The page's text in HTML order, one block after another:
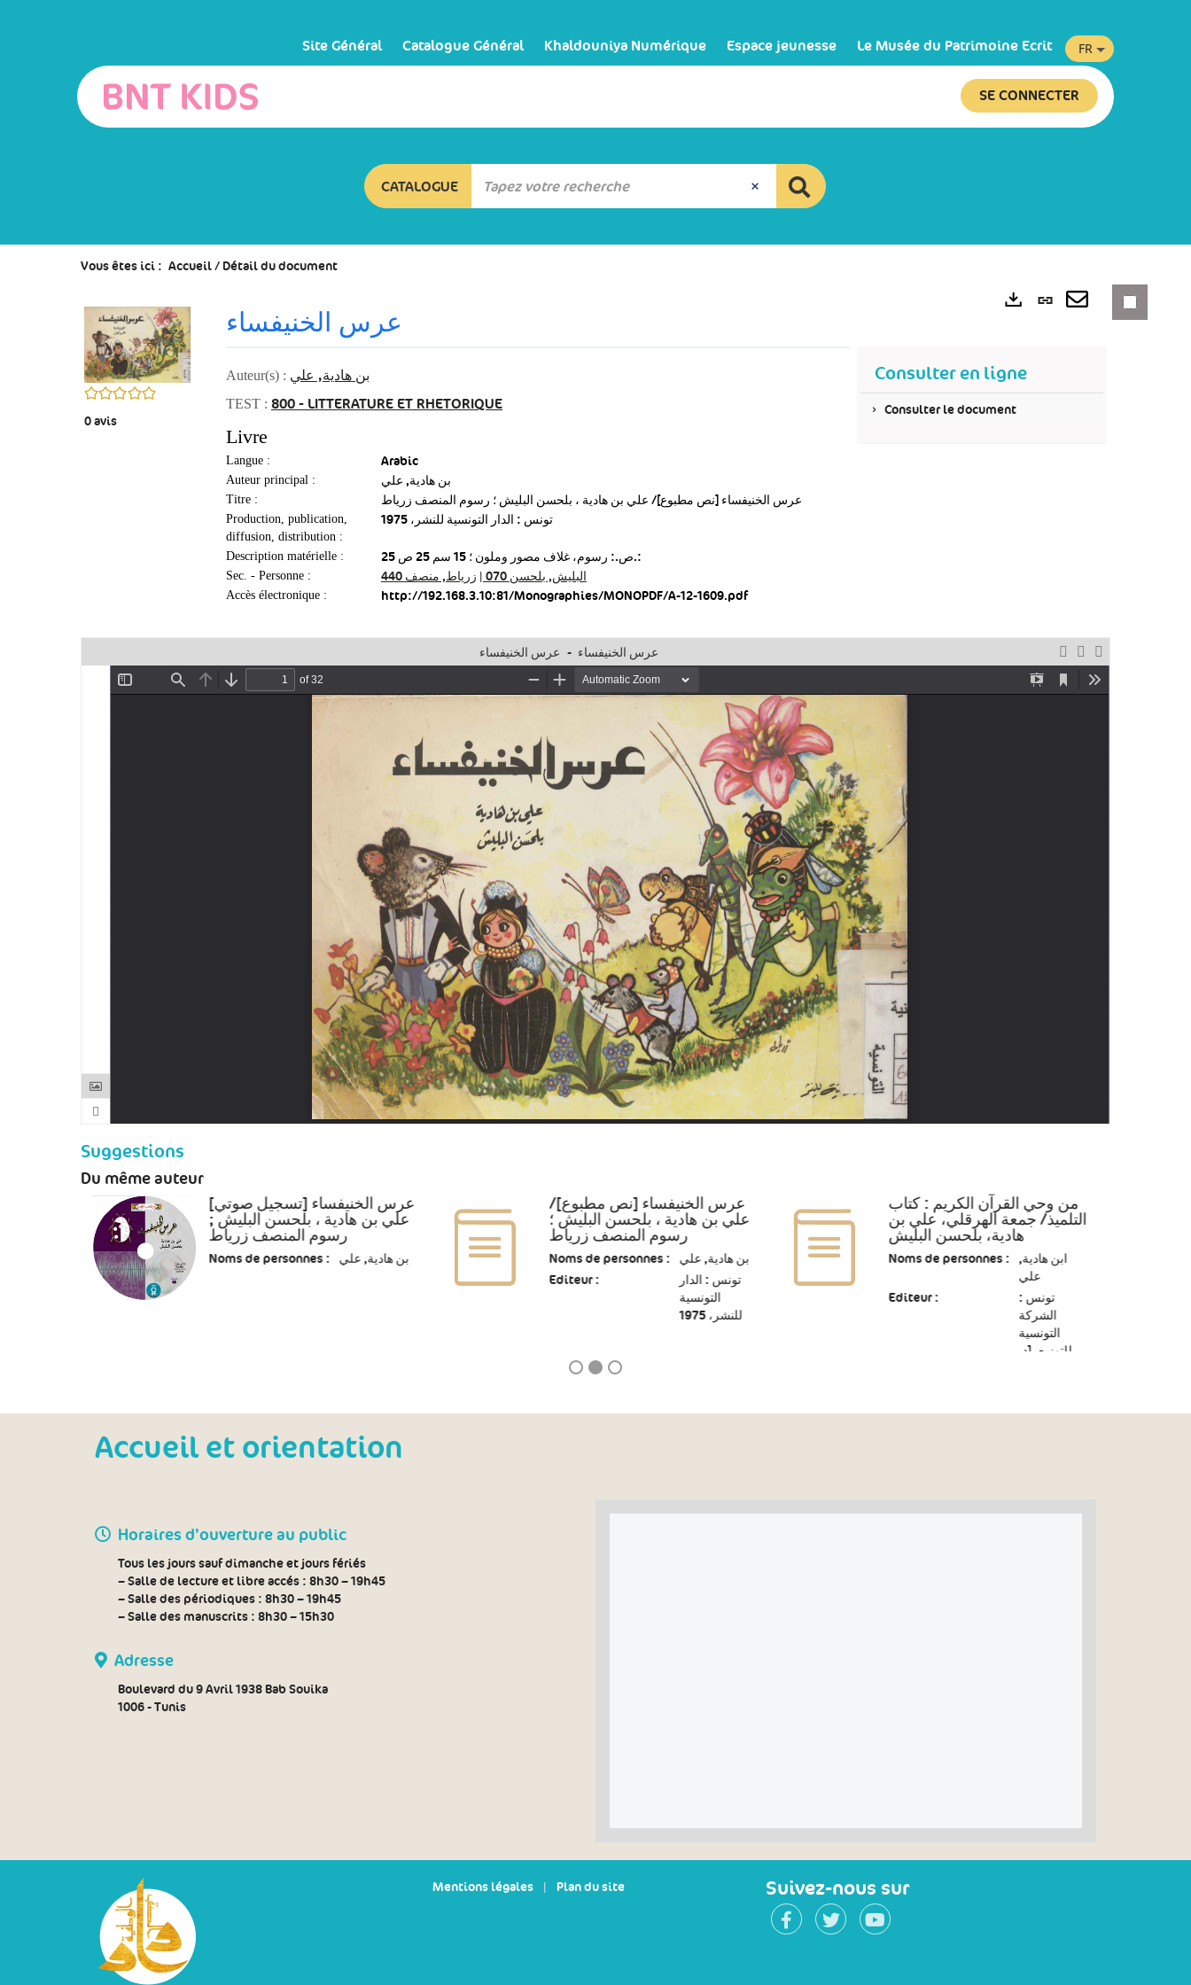
Site Général Catalogue Général Khaldouniya Numérique Espace jeunesse Le Musée du Patrimoine Ecrit
SE CONNECTER
CATALOGUE
Vous êtes ici : Accueil/ Détail du document
FR
0/5
0avis
عرس الخنيفساء
Auteur(s) : بن هادية, علي
TEST : 800 - LITTERATURE ET RHETORIQUE
Livre
Langue : Arabic
Auteur principal : بن هادية, علي
Titre : عرس الخنيفساء [نص مطبوع]/ علي بن هادية ، بلحسن البليش ؛ رسوم المنصف زرياط
Production, publication,
diffusion, distribution :
تونس : الدار التونسية للنشر، 1975
Description matérielle : 25 ص.: رسوم، غلاف مصور وملون ؛ 15 سم 25 ص.:
Sec. - Personne : البليش, بلحسن ‏070 | زرياط, منصف ‏440
Accès électronique : http://192.168.3.10:81/Monographies/MONOPDF/A-12-1609.pdf
Lien
permanent
fenêtre)
Consulter en ligne
Consulter le document
عرس الخنيفساء - عرس الخنيفساء
Suggestions
Du même auteur
عرس الخنيفساء [نص مطبوع]/
علي بن هادية ، بلحسن البليش ؛
رسوم المنصف زرياط
Noms de personnes :
بن هادية, علي
Editeur :
تونس : الدار
التونسية
للنشر، 1975
من وحي القرآن الكريم : كتاب
التلميذ/ جمعة الهرقلي، علي بن
هادية، بلحسن البليش
Noms de personnes :
ابن هادية,
علي
Editeur :
تونس :
الشركة
التونسية
للتوزيع، [د.
عرس الخنيفساء [تسجيل صوتي]
علي بن هادية ، بلحسن البليش ;
رسوم المنصف زرياط
Noms de personnes : بن هادية, علي
Accueil et orientation
Horaires d’ouverture au public
Tous les jours sauf dimanche et jours fériés
– Salle de lecture et libre accés : 8h30 – 19h45
– Salle des périodiques : 8h30 – 19h45
– Salle des manuscrits : 8h30 – 15h30
Adresse
Boulevard du 9 Avril 1938 Bab Souika
1006 - Tunis
Mentions légales | Plan du site Suivez-nous sur